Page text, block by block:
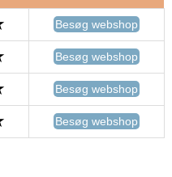
Besøg webshop
Besøg webshop
Besøg webshop
Besøg webshop